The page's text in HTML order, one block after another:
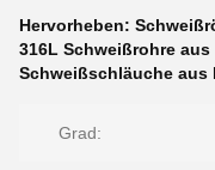
Hervorheben:
316L Schweißrohre aus
Schweißschläuche aus
Grad: